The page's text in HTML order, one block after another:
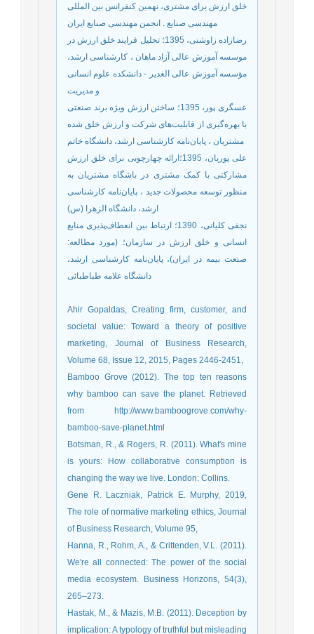
خلق ارزش برای مشتری، نهمین کنفرانس بین المللی
مهندسی صنایع . انجمن مهندسی صنایع ایران
رضازاده زاوشتی، 1395؛ تحلیل فرایند خلق ارزش در
موسسه آموزش عالی آزاد ماهان ، کارشناسی ارشد،
مؤسسه آموزش عالی الغدیر - دانشکده علوم انسانی
و مدیریت
عسگری پور، 1395؛ ساختن ارزش ویژه برند صنعتی
با بهره‌گیری از قابلیت‌های شرکت و ارزش خلق شده
مشتریان ، پایان‌نامه کارشناسی ارشد، دانشگاه خاتم
علی پوریان، 1395؛ارائه چهارچوبی برای خلق ارزش
مشارکتی با کمک مشتری در باشگاه مشتریان به
منظور توسعه محصولات جدید ، پایان‌نامه کارشناسی
ارشد، دانشگاه الزهرا (س)
نجفی کلیانی، 1390؛ ارتباط بین انعطاف‌پذیری منابع
انسانی و خلق ارزش در سازمان؛ (مورد مطالعه:
صنعت بیمه در ایران)، پایان‌نامه کارشناسی ارشد،
دانشگاه علامه طباطبائی
Ahir Gopaldas, Creating firm, customer, and
societal value: Toward a theory of positive
marketing, Journal of Business Research,
Volume 68, Issue 12, 2015, Pages 2446-2451,
Bamboo Grove (2012). The top ten reasons
why bamboo can save the planet. Retrieved
from http://www.bamboogrove.com/why-
bamboo-save-planet.html
Botsman, R., & Rogers, R. (2011). What's mine
is yours: How collaborative consumption is
changing the way we live. London: Collins.
Gene R. Laczniak, Patrick E. Murphy, 2019,
The role of normative marketing ethics, Journal
of Business Research, Volume 95,
Hanna, R., Rohm, A., & Crittenden, V.L. (2011).
We're all connected: The power of the social
media ecosystem. Business Horizons, 54(3),
265–273.
Hastak, M., & Mazis, M.B. (2011). Deception by
implication: A typology of truthful but misleading